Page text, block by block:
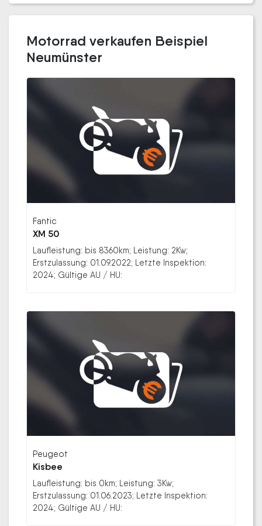
Motorrad verkaufen Beispiel
Neumünster
Fantic
XM 50
Laufleistung: bis 8360km; Leistung: 2Kw;
Erstzulassung: 01.09.2022; Letzte Inspektion:
2024; Gültige AU / HU:
Peugeot
Kisbee
Laufleistung: bis 0km; Leistung: 3Kw;
Erstzulassung: 01.06.2023; Letzte Inspektion:
2024; Gültige AU / HU: